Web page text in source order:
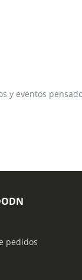
y eventos
pedidos